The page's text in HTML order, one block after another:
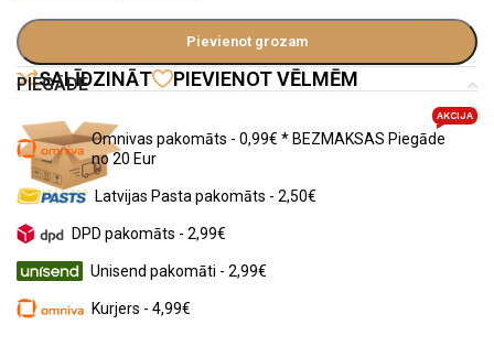
Pievienot grozam
SALĪDZINĀT PIEVIENOT VĒLMĒM
PIEGĀDE
Omnivas pakomāts - 0,99€ * BEZMAKSAS Piegāde
no 20 Eur
AKCIJA
Latvijas Pasta pakomāts - 2,50€
DPD pakomāts - 2,99€
Unisend pakomāti - 2,99€
Kurjers - 4,99€